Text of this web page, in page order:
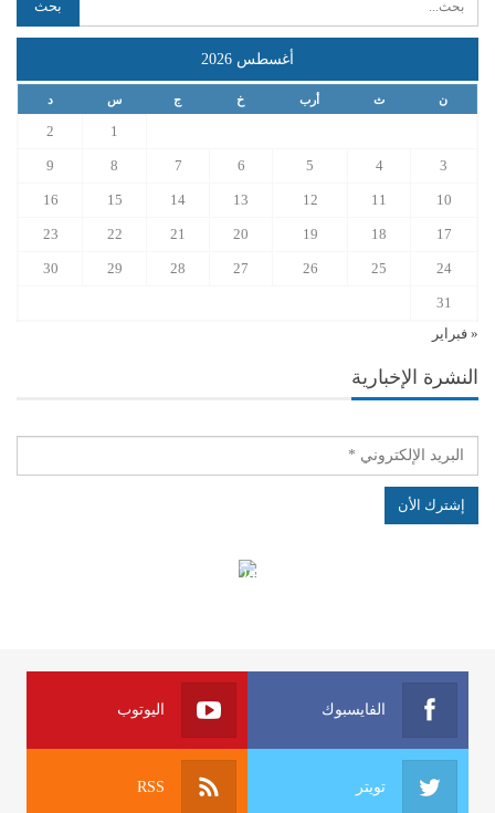
أغسطس 2026
ن ث أرب خ ج س د
1
2
3
4
5
6
7
8
9
10
11
12
13
14
15
16
17
18
19
20
21
22
23
24
25
26
27
28
29
30
31
« فبراير
النشرة الإخبارية
الهياكل الخاضعة لقانون النفاذ إلى المعلومة
الفايسبوك اليوتوب
تويتر RSS